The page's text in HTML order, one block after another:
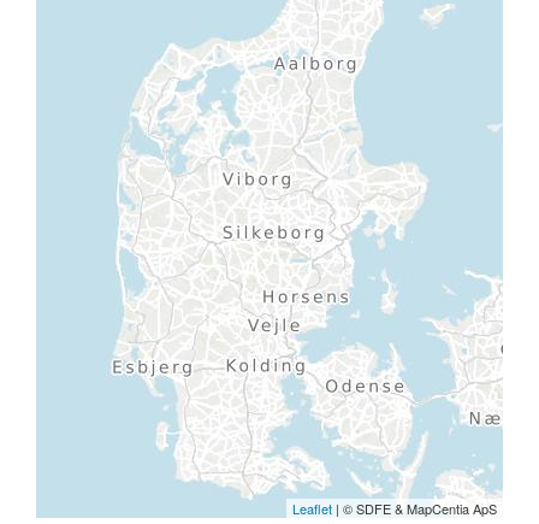
Leaflet | © SDFE & MapCentia ApS